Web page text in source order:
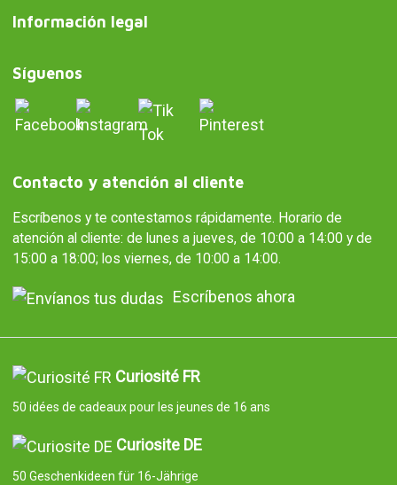
Información legal
Síguenos
Contacto y atención al cliente
Escríbenos y te contestamos rápidamente. Horario de
atención al cliente: de lunes a jueves, de 10:00 a 14:00 y de
15:00 a 18:00; los viernes, de 10:00 a 14:00.
Escríbenos ahora
Curiosité FR
50 idées de cadeaux pour les jeunes de 16 ans
Curiosite DE
50 Geschenkideen für 16-Jährige